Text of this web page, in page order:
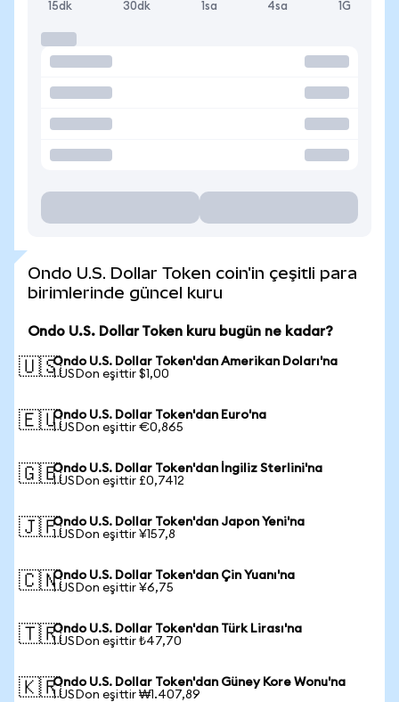
15dk 30dk 1sa 4sa 1G
Ondo U.S. Dollar Token coin'in çeşitli para
birimlerinde güncel kuru
Ondo U.S. Dollar Token kuru bugün ne kadar?
🇺🇸Ondo U.S. Dollar Token'dan Amerikan Doları'na
1 USDon eşittir $1,00
🇪🇺Ondo U.S. Dollar Token'dan Euro'na
1 USDon eşittir €0,865
🇬🇧Ondo U.S. Dollar Token'dan İngiliz Sterlini'na
1 USDon eşittir £0,7412
🇯🇵Ondo U.S. Dollar Token'dan Japon Yeni'na
1 USDon eşittir ¥157,8
🇨🇳Ondo U.S. Dollar Token'dan Çin Yuanı'na
1 USDon eşittir ¥6,75
🇹🇷Ondo U.S. Dollar Token'dan Türk Lirası'na
1 USDon eşittir ₺47,70
🇰🇷Ondo U.S. Dollar Token'dan Güney Kore Wonu'na
1 USDon eşittir ₩1.407,89